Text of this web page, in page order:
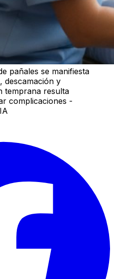
pañales se manifiesta
descamación y
temprana resulta
complicaciones -